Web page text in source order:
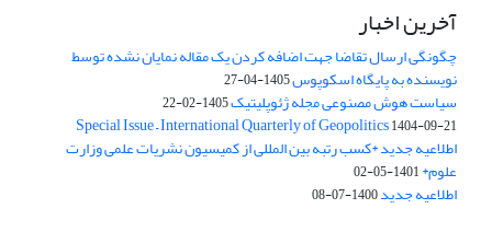
آخرین اخبار
چگونگی ارسال تقاضا جهت اضافه کردن یک مقاله نمایان نشده توسط
نویسنده به پایگاه اسکوپوس1405-04-27
سیاست هوش مصنوعی مجله ژئوپلیتیک1405-02-22
Special Issue – International Quarterly of Geopolitics1404-09-21
اطلاعیه جدید *کسب رتبه بین المللی از کمیسیون نشریات علمی وزارت
علوم*1401-05-02
اطلاعیه جدید1400-07-08